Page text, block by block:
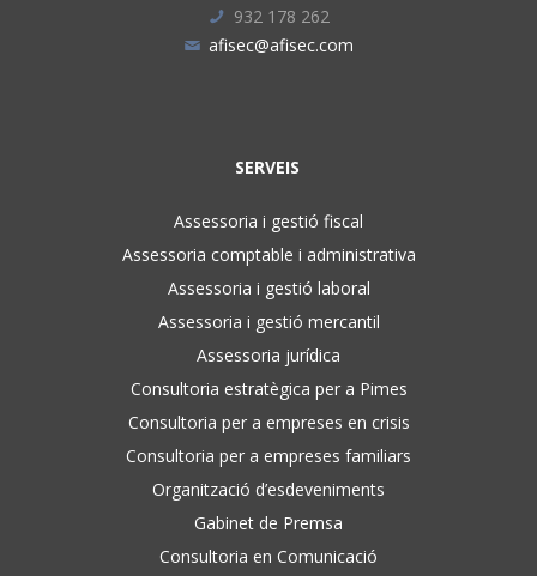
932 178 262
afisec@afisec.com
SERVEIS
Assessoria i gestió fiscal
Assessoria comptable i administrativa
Assessoria i gestió laboral
Assessoria i gestió mercantil
Assessoria jurídica
Consultoria estratègica per a Pimes
Consultoria per a empreses en crisis
Consultoria per a empreses familiars
Organització d’esdeveniments
Gabinet de Premsa
Consultoria en Comunicació